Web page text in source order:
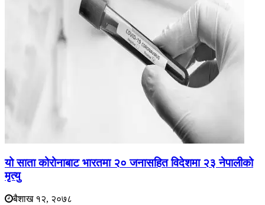
यो साता कोरोनाबाट भारतमा २० जनासहित विदेशमा २३ नेपालीको
मृत्यु
बैशाख १२, २०७८